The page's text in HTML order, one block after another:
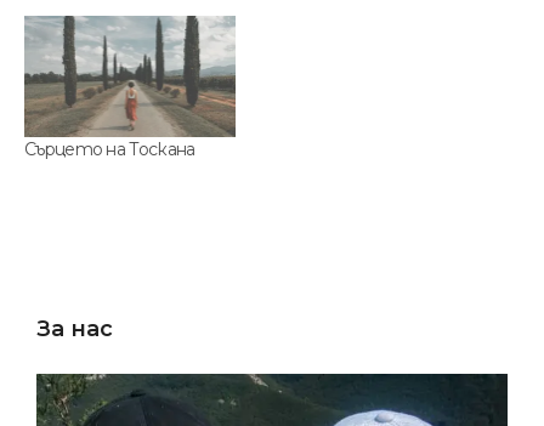
Сърцето на Тоскана
За нас